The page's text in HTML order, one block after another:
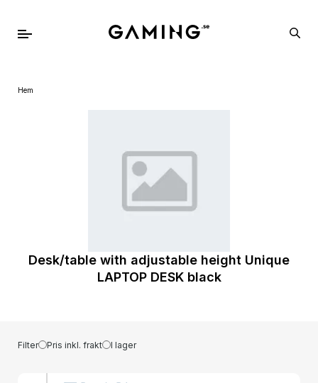
Hem
Desk/table with adjustable height Unique
LAPTOP DESK black
Filter Pris inkl. frakt I lager